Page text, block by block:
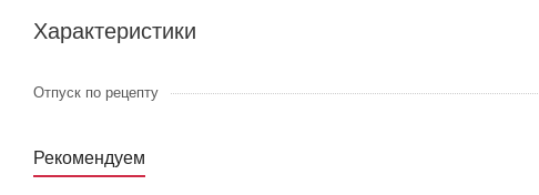
Характеристики
Отпуск по рецепту
Рекомендуем